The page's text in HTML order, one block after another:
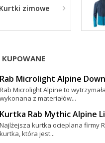
Kurtki zimowe
KUPOWANE
Rab Microlight Alpine
Rab Microlight Alpine to
wykonana z materiałów...
Kurtka Rab Mythic Alpine
Najlżejsza kurtka ocieplana firmy
kurtka, która jest...